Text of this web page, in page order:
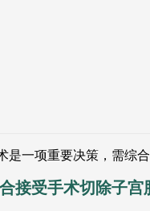
是一项重要决策，需综
接受手术切除子宫